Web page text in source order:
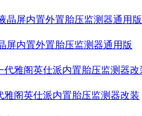
屏内置外置胎压监测器通用版
雅阁英仕派内置胎压监测器改装